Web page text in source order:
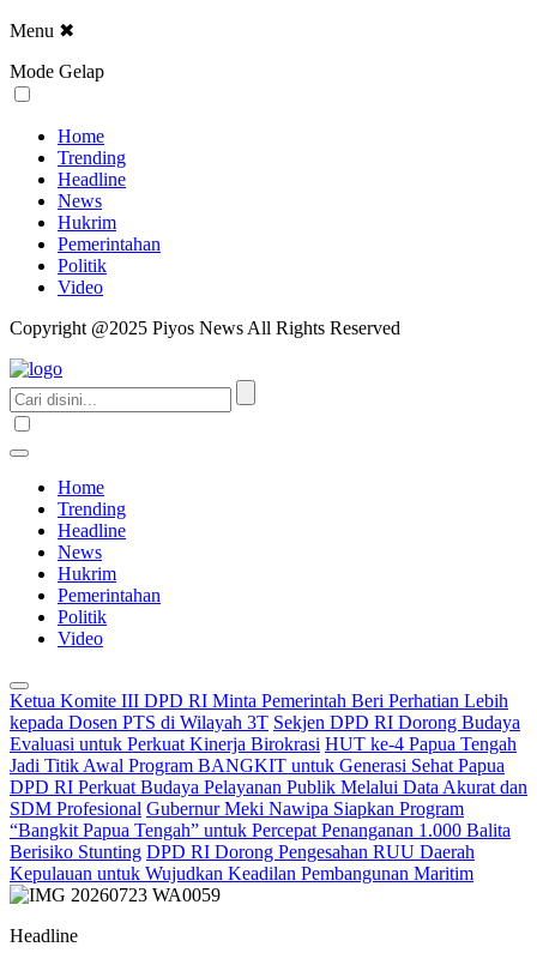
Menu ✖
Mode Gelap
Home
Trending
Headline
News
Hukrim
Pemerintahan
Politik
Video
Copyright @2025 Piyos News All Rights Reserved
Home
Trending
Headline
News
Hukrim
Pemerintahan
Politik
Video
Ketua Komite III DPD RI Minta Pemerintah Beri Perhatian Lebih
kepada Dosen PTS di Wilayah 3T Sekjen DPD RI Dorong Budaya
Evaluasi untuk Perkuat Kinerja Birokrasi HUT ke-4 Papua Tengah
Jadi Titik Awal Program BANGKIT untuk Generasi Sehat Papua
DPD RI Perkuat Budaya Pelayanan Publik Melalui Data Akurat dan
SDM Profesional Gubernur Meki Nawipa Siapkan Program
“Bangkit Papua Tengah” untuk Percepat Penanganan 1.000 Balita
Berisiko Stunting DPD RI Dorong Pengesahan RUU Daerah
Kepulauan untuk Wujudkan Keadilan Pembangunan Maritim
Headline